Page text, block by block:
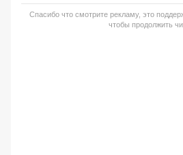
Спасибо что смотрите рекламу, это
чтобы продолжить